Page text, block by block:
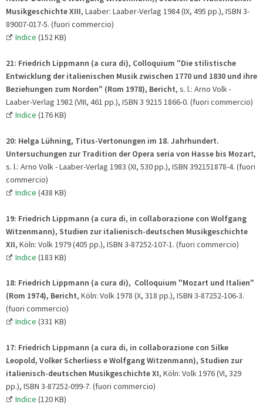
Musikgeschichte XIII, Laaber: Laaber-Verlag 1984 (IX, 495 pp.), ISBN 3-
89007-017-5. (fuori commercio)
Indice (152 KB)
21: Friedrich Lippmann (a cura di), Colloquium "Die stilistische
Entwicklung der italienischen Musik zwischen 1770 und 1830 und ihre
Beziehungen zum Norden" (Rom 1978), Bericht, s. l.: Arno Volk -
Laaber-Verlag 1982 (VIII, 461 pp.), ISBN 3 9215 1866-0. (fuori commercio)
Indice (176 KB)
20: Helga Lühning, Titus-Vertonungen im 18. Jahrhundert.
Untersuchungen zur Tradition der Opera seria von Hasse bis Mozart,
s. l.: Arno Volk - Laaber-Verlag 1983 (XI, 530 pp.), ISBN 392151878-4. (fuori
commercio)
Indice (438 KB)
19: Friedrich Lippmann (a cura di, in collaborazione con Wolfgang
Witzenmann), Studien zur italienisch-deutschen Musikgeschichte
XII, Köln: Volk 1979 (405 pp.), ISBN 3-87252-107-1. (fuori commercio)
Indice (183 KB)
18: Friedrich Lippmann (a cura di), Colloquium "Mozart und Italien"
(Rom 1974), Bericht, Köln: Volk 1978 (X, 318 pp.), ISBN 3-87252-106-3.
(fuori commercio)
Indice (331 KB)
17: Friedrich Lippmann (a cura di, in collaborazione con Silke
Leopold, Volker Scherliess e Wolfgang Witzenmann), Studien zur
italienisch-deutschen Musikgeschichte XI, Köln: Volk 1976 (VI, 329
pp.), ISBN 3-87252-099-7. (fuori commercio)
Indice (120 KB)